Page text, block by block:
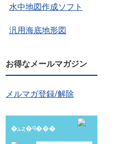
水中地図作成ソフト
汎用海底地形図
お得なメールマガジン
メルマガ登録/解除
�ܥȥ�ϥ���